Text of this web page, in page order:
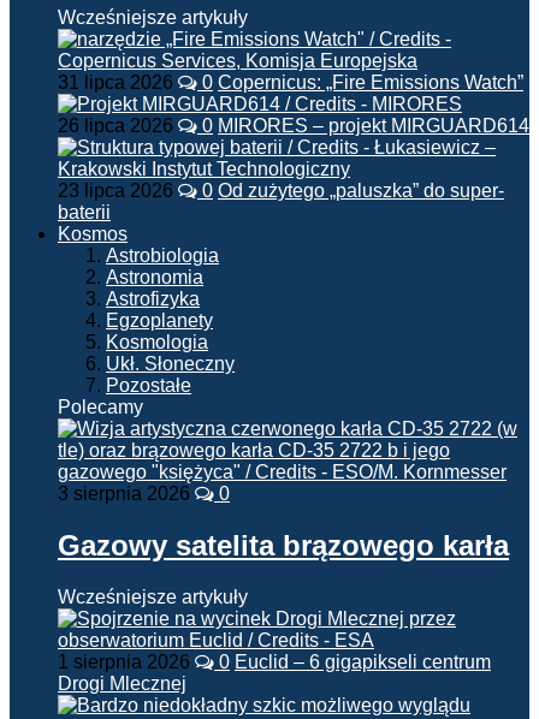
Wcześniejsze artykuły
31 lipca 2026 0 Copernicus: „Fire Emissions Watch”
26 lipca 2026 0 MIRORES – projekt MIRGUARD614
23 lipca 2026 0 Od zużytego „paluszka” do super-
baterii
Kosmos
Astrobiologia
Astronomia
Astrofizyka
Egzoplanety
Kosmologia
Ukł. Słoneczny
Pozostałe
Polecamy
3 sierpnia 2026 0
Gazowy satelita brązowego karła
Wcześniejsze artykuły
1 sierpnia 2026 0 Euclid – 6 gigapikseli centrum
Drogi Mlecznej